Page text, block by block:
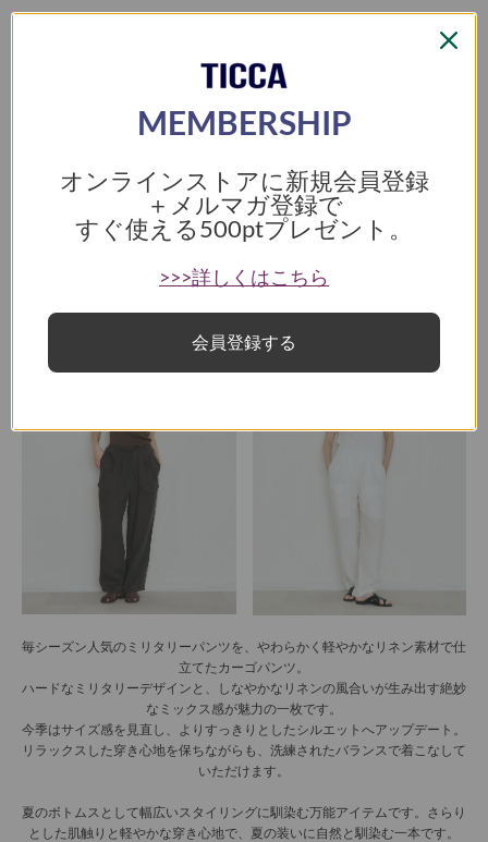
シンプルでありながらモードな表情も感じさせる、存在感のある一枚です。
毎シーズン人気のミリタリーパンツを、やわらかく軽やかなリネン素材で仕
立てたカーゴパンツ。
ハードなミリタリーデザインと、しなやかなリネンの風合いが生み出す絶妙
なミックス感が魅力の一枚です。
今季はサイズ感を見直し、よりすっきりとしたシルエットへアップデート。
リラックスした穿き心地を保ちながらも、洗練されたバランスで着こなして
いただけます。
夏のボトムスとして幅広いスタイリングに馴染む万能アイテムです。さらり
とした肌触りと軽やかな穿き心地で、夏の装いに自然と馴染む一本です。
MEMBERSHIP
オンラインストアに新規会員登録
＋メルマガ登録で
すぐ使える500ptプレゼント。
>>>詳しくはこちら
会員登録する